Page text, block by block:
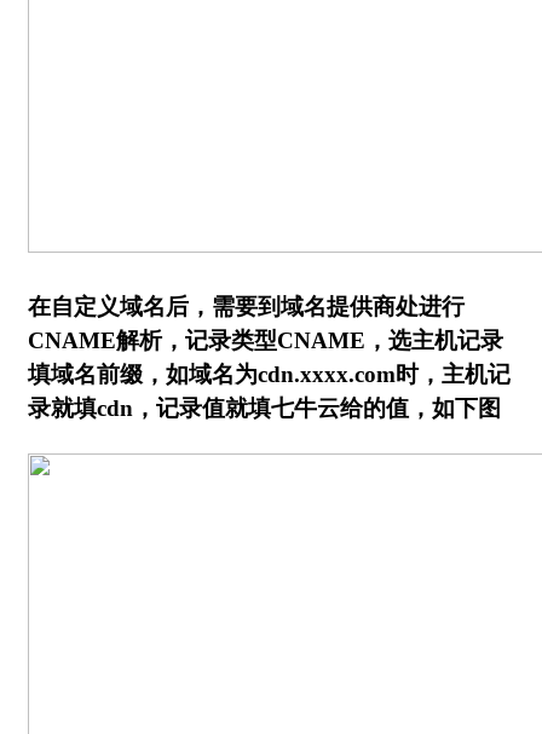
在自定义域名后，需要到域名提供商处进行
CNAME解析，记录类型CNAME，选主机记录
填域名前缀，如域名为cdn.xxxx.com时，主机记
录就填cdn，记录值就填七牛云给的值，如下图